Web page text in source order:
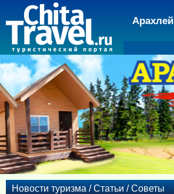
Арахлей
Новости туризма / Статьи / Советы